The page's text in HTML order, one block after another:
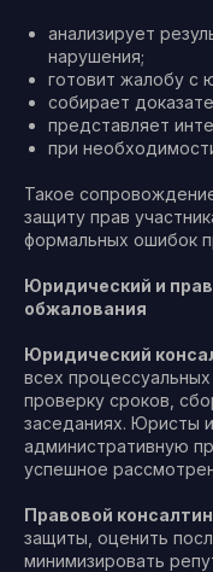
анализирует
нарушения;
готовит жалобу с
собирает
представляет
при
Такое
защиту прав
формальных ошибок
Юридический и
обжалования
Юридический
всех
проверку сроков,
заседаниях. Юристы
административную
успешное
Правовой
защиты, оценить
минимизировать